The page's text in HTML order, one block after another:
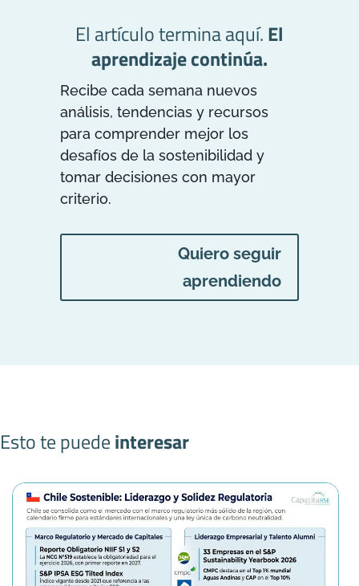
El artículo termina aquí.El
aprendizaje continúa.
Recibe cada semana nuevos
análisis, tendencias y recursos
para comprender mejor los
desafíos de la sostenibilidad y
tomar decisiones con mayor
criterio.
Quiero seguir
aprendiendo
Esto te puedeinteresar